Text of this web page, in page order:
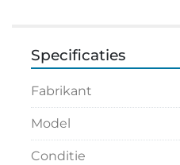
Specificaties
Fabrikant
Model
Conditie